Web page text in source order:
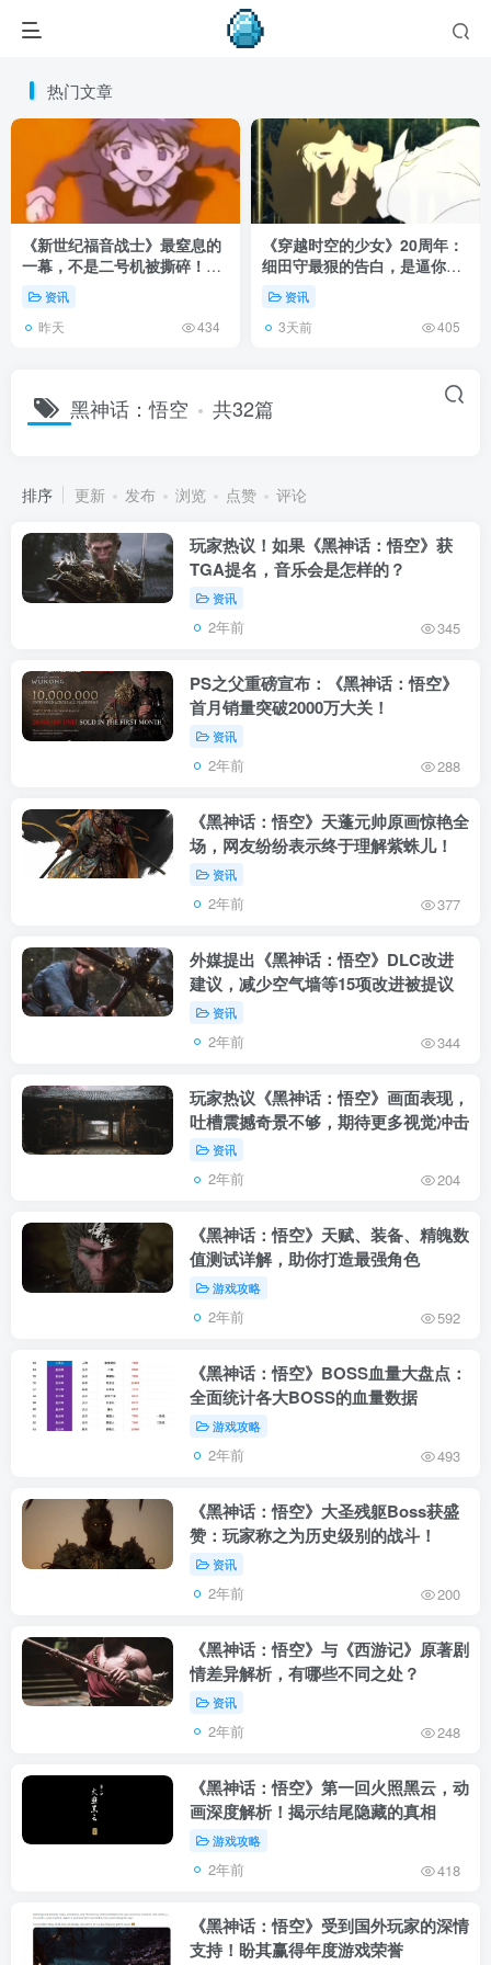
热门文章
《新世纪福音战士》最窒息的
一幕，不是二号机被撕碎！而
是明日香发现母亲遗体！
资讯
昨天 434
《穿越时空的少女》20周年：
细田守最狠的告白，是逼你承
认有些夏天回不去了！
资讯
3天前 405
黑神话：悟空 共32篇
排序 更新 发布 浏览 点赞 评论
玩家热议！如果《黑神话：悟空》获
TGA提名，音乐会是怎样的？
资讯
2年前 345
PS之父重磅宣布：《黑神话：悟空》
首月销量突破2000万大关！
资讯
2年前 288
《黑神话：悟空》天蓬元帅原画惊艳全
场，网友纷纷表示终于理解紫蛛儿！
资讯
2年前 377
外媒提出《黑神话：悟空》DLC改进
建议，减少空气墙等15项改进被提议
资讯
2年前 344
玩家热议《黑神话：悟空》画面表现，
吐槽震撼奇景不够，期待更多视觉冲击
资讯
2年前 204
《黑神话：悟空》天赋、装备、精魄数
值测试详解，助你打造最强角色
游戏攻略
2年前 592
《黑神话：悟空》BOSS血量大盘点：
全面统计各大BOSS的血量数据
游戏攻略
2年前 493
《黑神话：悟空》大圣残躯Boss获盛
赞：玩家称之为历史级别的战斗！
资讯
2年前 200
《黑神话：悟空》与《西游记》原著剧
情差异解析，有哪些不同之处？
资讯
2年前 248
《黑神话：悟空》第一回火照黑云，动
画深度解析！揭示结尾隐藏的真相
游戏攻略
2年前 418
《黑神话：悟空》受到国外玩家的深情
支持！盼其赢得年度游戏荣誉